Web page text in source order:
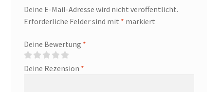
Deine E-Mail-Adresse wird nicht veröffentlicht.
Erforderliche Felder sind mit * markiert
Deine Bewertung *
Deine Rezension *